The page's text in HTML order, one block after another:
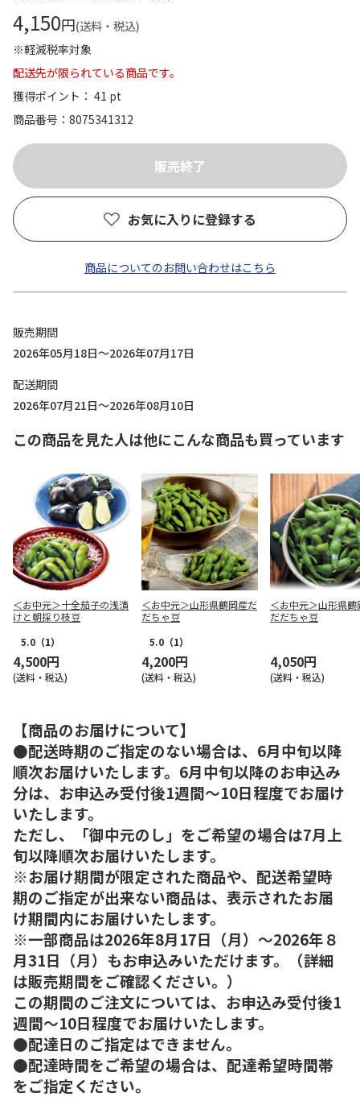
4,150円(送料・税込)
※軽減税率対象
配送先が限られている商品です。
獲得ポイント： 41 pt
商品番号
8075341312
お気に入りに登録する
商品についてのお問い合わせはこちら
販売期間
2026年05月18日～2026年07月17日
配送期間
2026年07月21日～2026年08月10日
この商品を見た人は他にこんな商品も買っています
＜お中元＞十全茄子の浅漬
けと朝採り枝豆
5.0 （1）
4,500円
(送料・税込)
＜お中元＞山形県鶴岡産だ
だちゃ豆
5.0 （1）
4,200円
(送料・税込)
＜お中元＞山形県
だだちゃ豆
4,050円
(送料・税込)
【商品のお届けについて】
●配送時期のご指定のない場合は、6月中旬以降
順次お届けいたします。6月中旬以降のお申込み
分は、お申込み受付後1週間～10日程度でお届け
いたします。
ただし、「御中元のし」をご希望の場合は7月上
旬以降順次お届けいたします。
※お届け期間が限定された商品や、配送希望時
期のご指定が出来ない商品は、表示されたお届
け期間内にお届けいたします。
※一部商品は2026年8月17日（月）～2026年８
月31日（月）もお申込みいただけます。（詳細
は販売期間をご確認ください。）
この期間のご注文については、お申込み受付後1
週間～10日程度でお届けいたします。
●配達日のご指定はできません。
●配達時間をご希望の場合は、配達希望時間帯
をご指定ください。